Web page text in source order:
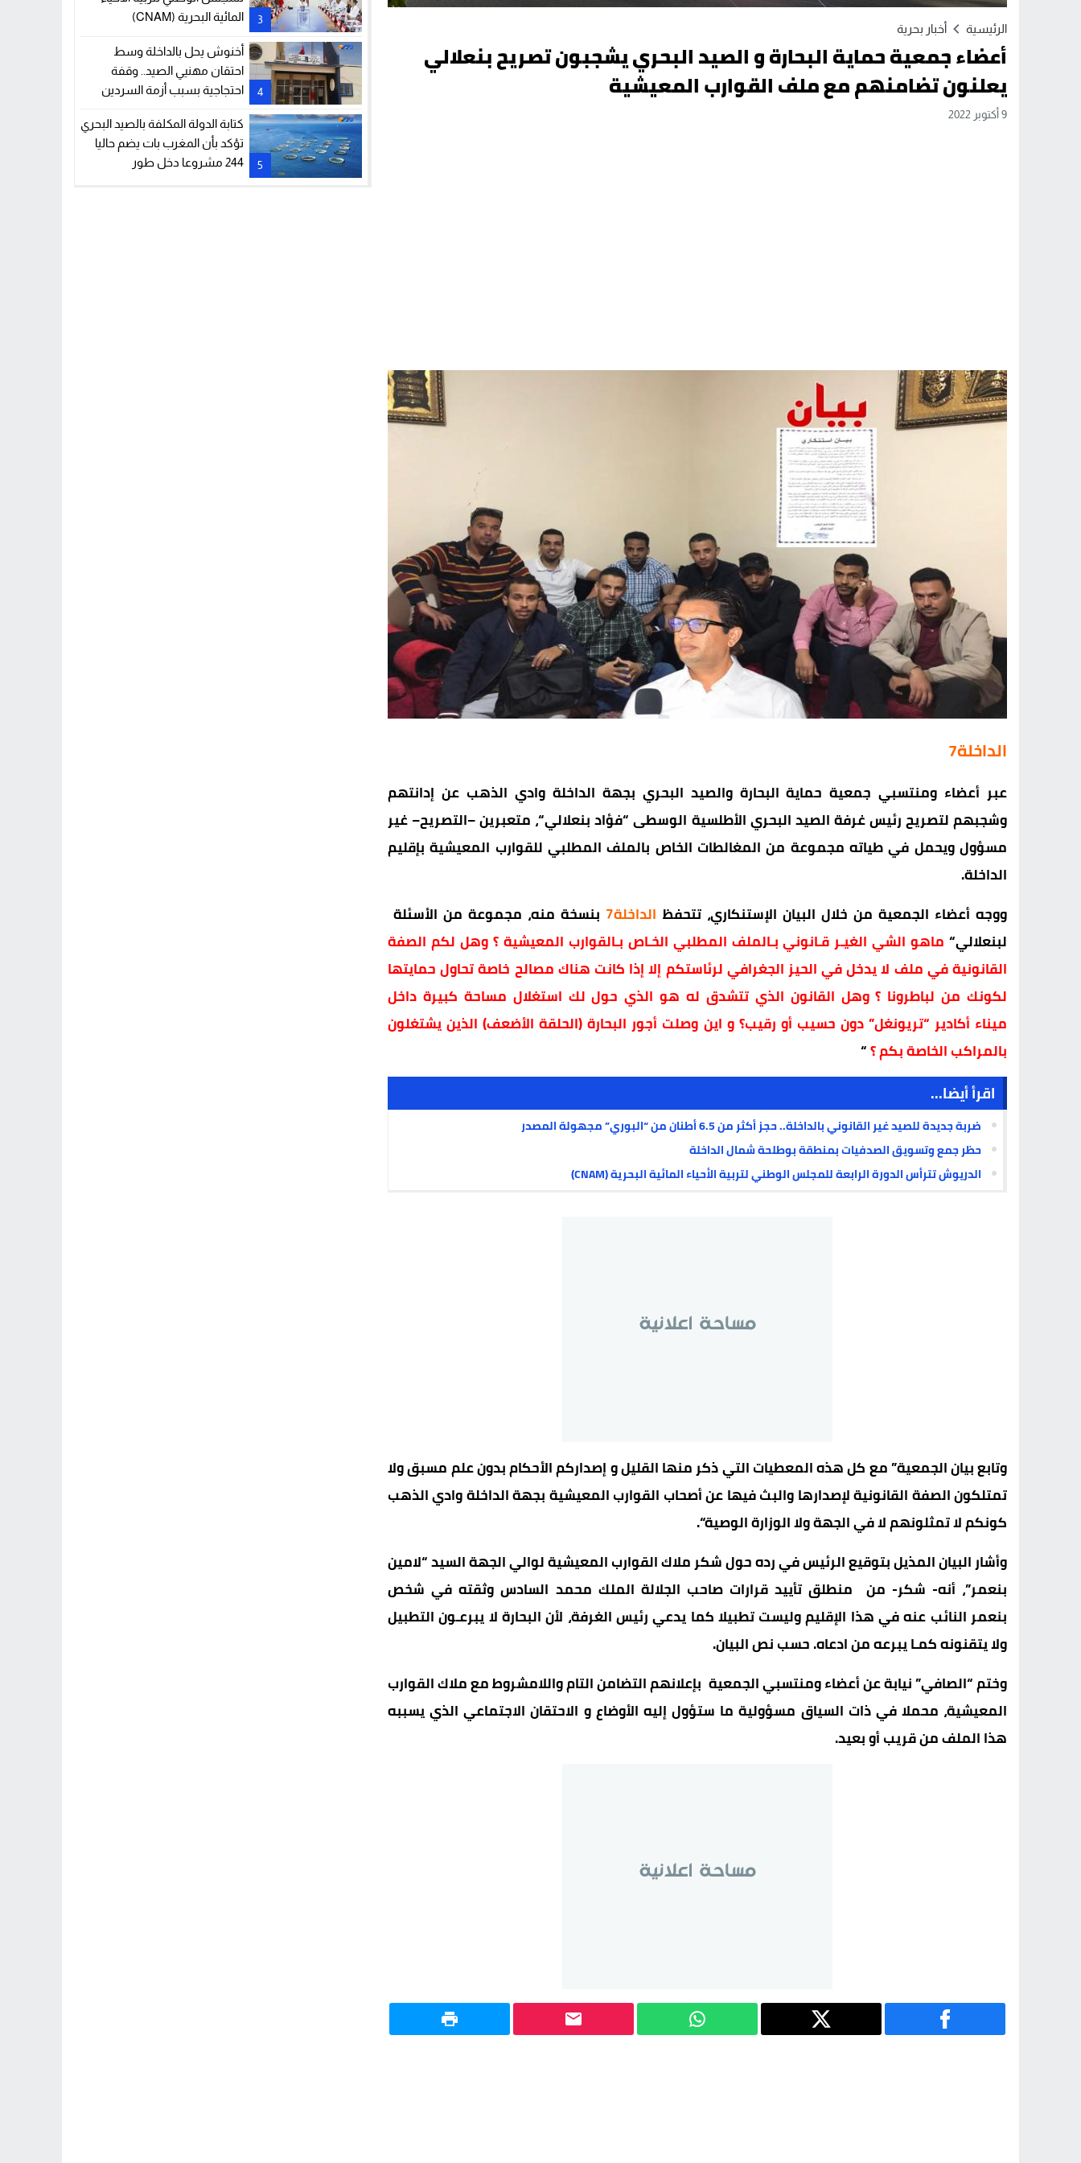
الرئيسية أخبار بحرية
أعضاء جمعية حماية البحارة و الصيد البحري يشجبون تصريح بنعلالي
يعلنون تضامنهم مع ملف القوارب المعيشية
9 أكتوبر 2022
الداخلة7
عبر أعضاء ومنتسبي جمعية حماية البحارة والصيد البحري بجهة الداخلة وادي الذهب عن إدانتهم
وشجبهملتصريحرئيسغرفةالصيدالبحريالأطلسية الوسطى“فؤادبنعلالي“، متعبرين–التصريح–غير
مسؤولويحمل في طياته مجموعة من المغالطات الخاص بالملف المطلبي للقوارب المعيشية بإقليم
الداخلة.
ووجه أعضاء الجمعية من خلال البيان الإستنكاري، تتحفظ الداخلة7 بنسخة منه، مجموعة من الأسئلة
لبنعلالي“ ماهو الشي الغيـرقـانوني بـالملف المطلبي الخـاص بـالقوارب المعيشية؟وهل لكم الصفة
القانونيةفيملف لايدخلفيالحيزالجغرافيلرئاستكم إلاإذا كانت هناكمصالح خاصةتحاولحمايتها
لكونك من لباطرونا ؟ وهل القانون الذي تتشدق له هو الذي حول لك استغلال مساحة كبيرة داخل
ميناء أكادير“تريونغل”دون حسيب أو رقيب؟و این وصلت أجور البحارة(الحلقة الأضعف) الذينيشتغلون
بالمراكبالخاصةبكم؟“
اقرأ أيضا...
ضربة جديدة للصيد غير القانوني بالداخلة.. حجز أكثر من 6.5 أطنان من “البوري” مجهولة المصدر
حظر جمع وتسويق الصدفيات بمنطقة بوطلحة شمال الداخلة
الدريوش تترأس الدورة الرابعة للمجلس الوطني لتربية الأحياء المائية البحرية (CNAM)
وتابعبيانالجمعية”معكلهذهالمعطياتالتيذكرمنهاالقليلوإصداركمالأحكامبدونعلممسبقولا
تمتلكونالصفةالقانونيةلإصدارهاوالبثفيهاعنأصحاب القواربالمعيشيةبجهةالداخلةواديالذهب
كونكملاتمثلونهملافيالجهةولاالوزارةالوصية“.
وأشارالبيانالمذيلبتوقيعالرئيسفيردهحولشكرملاكالقواربالمعيشيةلواليالجهةالسيد“لامين
بنعمر”، أنه- شكر- من منطلق تأييد قرارات صاحب الجلالة الملك محمد السادسوثقته في شخص
بنعمرالنائب عنهفيهذا الإقليم وليستتطبيلاكما يدعي رئيس الغرفة، لأنالبحارةلايبرعـونالتطبيل
ولايتقنونهكمـايبرعهمنادعاه. حسب نص البيان.
وختم“الصافي”نيابةعنأعضاءومنتسبيالجمعية بإعلانهمالتضامنالتامواللامشروطمعملاكالقوارب
المعيشية، محملافيذات السياق مسؤولية ما ستؤول إليه الأوضاعو الاحتقان الاجتماعي الذييسببه
هذاالملفمنقريبأوبعيد.
3
المائية البحرية (CNAM)
4
أخنوش يحل بالداخلة وسط
احتقان مهنيي الصيد.. وقفة
احتجاجية بسبب أزمة السردين
5
كتابة الدولة المكلفة بالصيد البحري
تؤكد بأن المغرب بات يضم حاليا
244 مشروعا دخل طور